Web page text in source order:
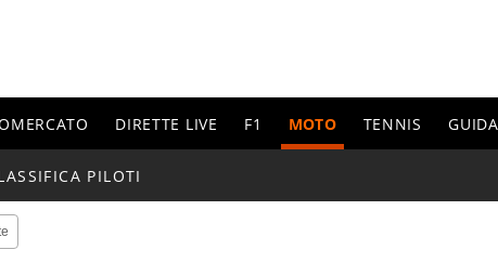
DIRETTE LIVE F1 MOTO TENNIS
PILOTI